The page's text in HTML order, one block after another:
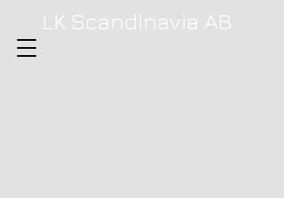
LK Scandinavia AB